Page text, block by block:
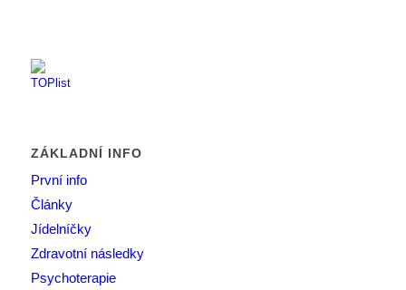
ZÁKLADNÍ INFO
První info
Články
Jídelníčky
Zdravotní následky
Psychoterapie